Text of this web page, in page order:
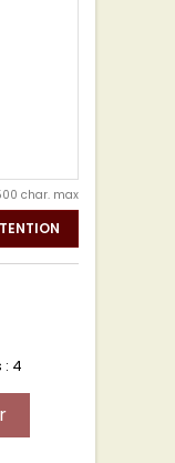
char. max
: 4